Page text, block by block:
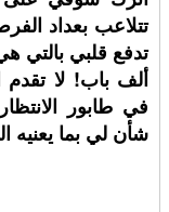
تتلاعب بعداد
تدفع قلبي
ألف باب! لا تقدم
في طابور
شأن لي بما يعنيه